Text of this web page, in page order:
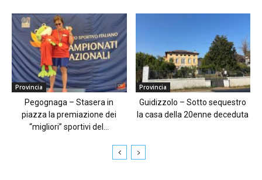
Provincia
Pegognaga – Stasera in
piazza la premiazione dei
“migliori” sportivi del...
Provincia
Guidizzolo – Sotto sequestro
la casa della 20enne deceduta